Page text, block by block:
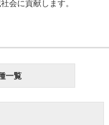
会に貢献します。
一覧